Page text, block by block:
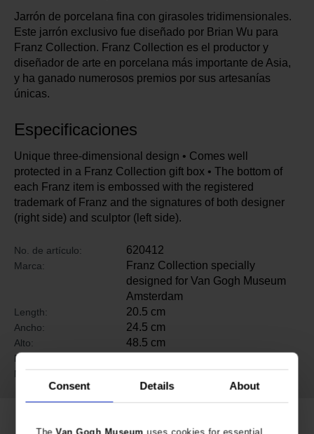
Consent Details About
Jarrón de porcelana fina con girasoles tridimensionales.
Este jarrón exclusivo fue diseñado por Brian Wu para
Franz Collection. Franz Collection es el productor y
diseñador de arte en porcelana más importante de Asia,
y ha ganado numerosos premios por sus artesanías
únicas.
Especificaciones
Unique three-dimensional design • Comes well
protected in a Franz Collection gift box • The bottom of
each Franz item is embossed with the registered
trademark of Franz and the signatures of both designer
(right side) and sculptor (left side).
No. de artículo: 620412
Marca:
Franz Collection specially
designed for Van Gogh Museum
Amsterdam
Length: 20.5 cm
Ancho: 24.5 cm
Alto: 48.5 cm
Peso:
Material: porcelana
Productos relacionados